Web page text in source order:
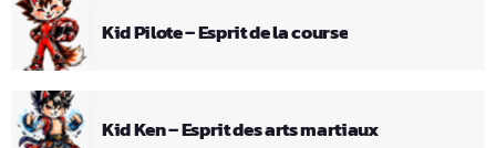
Kid Pilote – Esprit de la course
Kid Ken – Esprit des arts martiaux